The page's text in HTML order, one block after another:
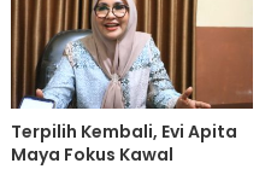
Terpilih Kembali, Evi Apita
Maya Fokus Kawal